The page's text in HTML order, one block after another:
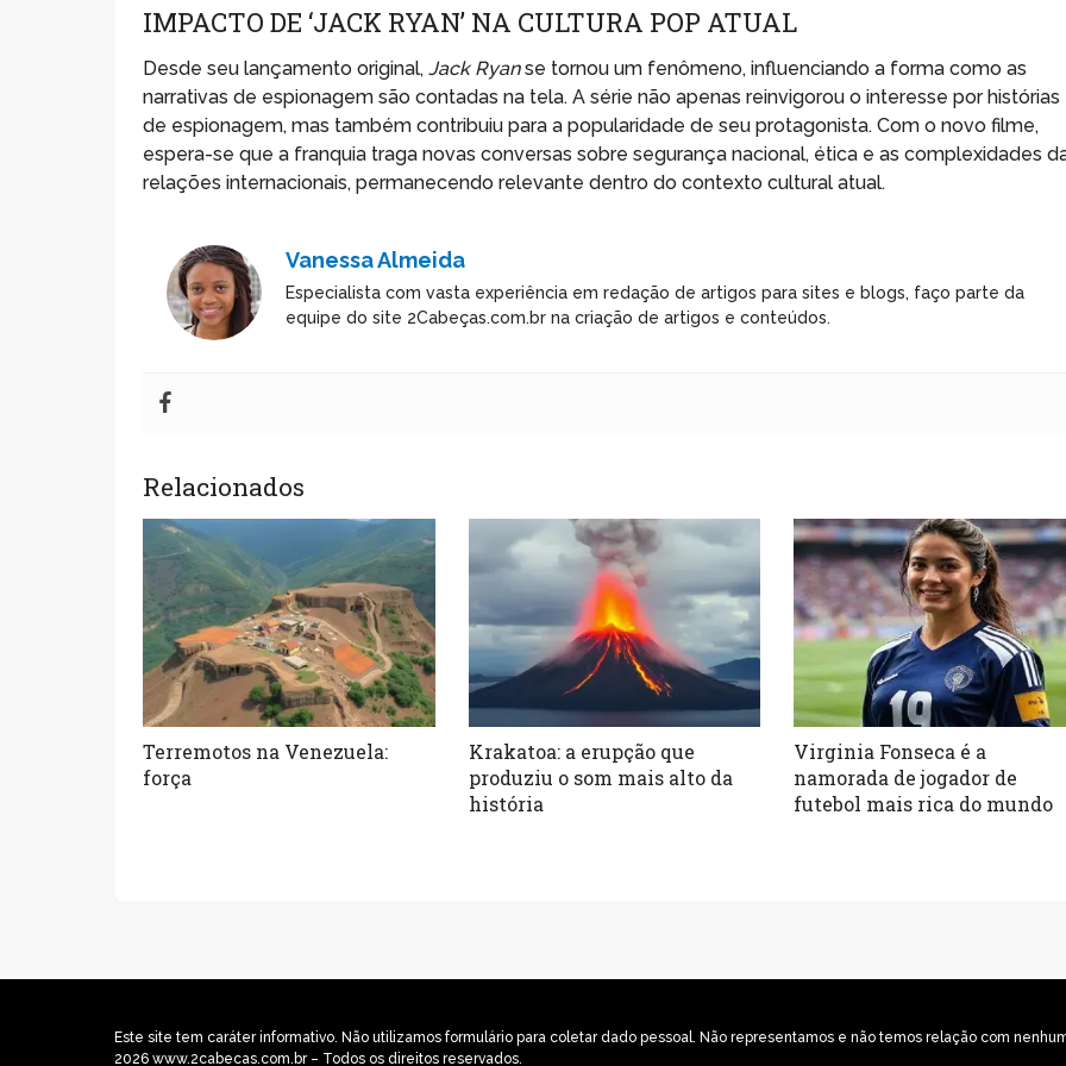
IMPACTO DE ‘JACK RYAN’ NA CULTURA POP ATUAL
Desde seu lançamento original,Jack Ryanse tornou um fenômeno, influenciando a forma como as
narrativas de espionagem são contadas na tela. A série não apenas reinvigorou o interesse por histórias
de espionagem, mas também contribuiu para a popularidade de seu protagonista. Com o novo filme,
espera-se que a franquia traga novas conversas sobre segurança nacional, ética e as complexidades
relações internacionais, permanecendo relevante dentro do contexto cultural atual.
Vanessa Almeida
Especialista com vasta experiência em redação de artigos para sites e blogs, faço parte da
equipe do site 2Cabeças.com.br na criação de artigos e conteúdos.
Relacionados
Terremotos na Venezuela:
força
Krakatoa: a erupção que
produziu o som mais alto da
história
Virginia Fonseca é a
namorada de jogador de
futebol mais rica do mundo
Este site tem caráter informativo. Não utilizamos formulário para coletar dado pessoal. Não representamos e não temos relação com
2026 www.2cabecas.com.br – Todos os direitos reservados.